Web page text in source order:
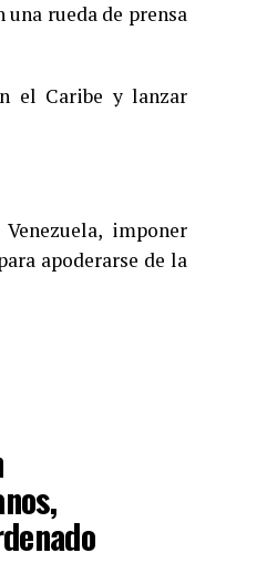
una rueda de prensa
el Caribe y lanzar
imponer
apoderarse de la